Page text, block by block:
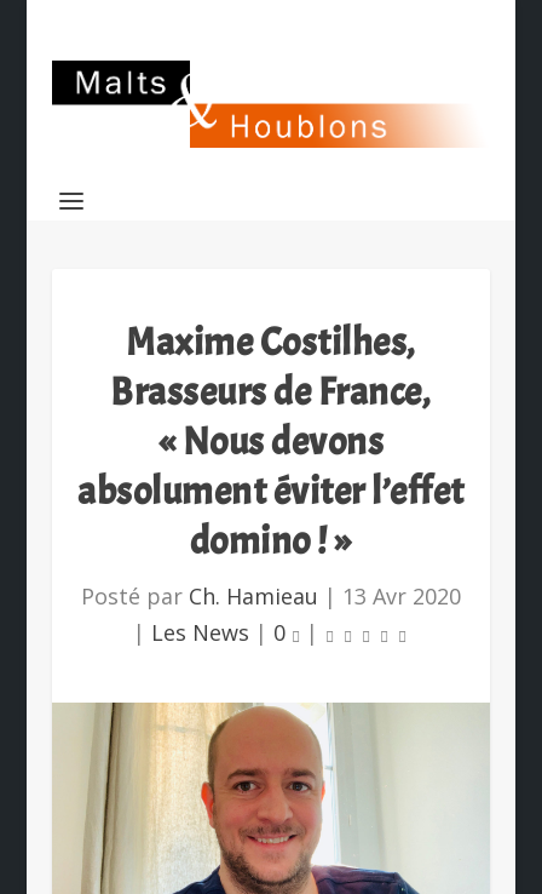
Maxime Costilhes,
Brasseurs de France,
« Nous devons
absolument éviter l’effet
domino ! »
Posté par Ch. Hamieau | 13 Avr 2020
| Les News | 0 |